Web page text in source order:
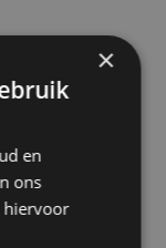
×
en
ons
hiervoor